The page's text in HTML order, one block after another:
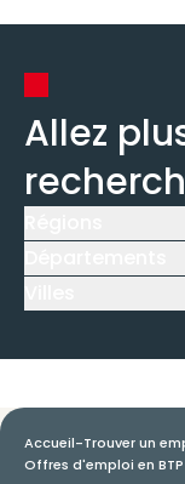
Allez
Accueil-Trouver un
Offres d'emploi en BTP